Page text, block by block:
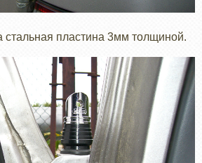
стальная пластина 3мм толщиной.